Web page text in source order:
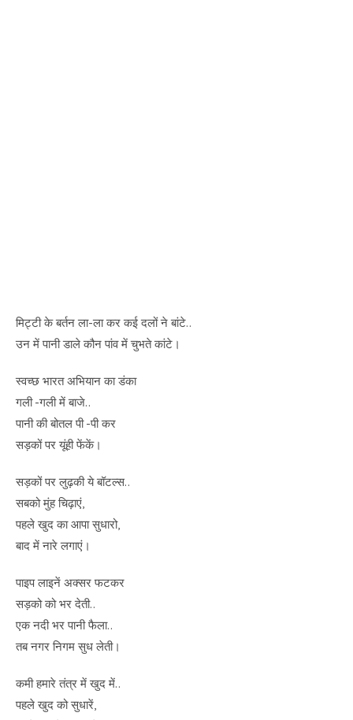
मिट्टी के बर्तन ला-ला कर कई दलों ने बांटे..
उन में पानी डाले कौन पांव में चुभते कांटे।
स्वच्छ भारत अभियान का डंका
गली -गली में बाजे..
पानी की बोतल पी -पी कर
सड़कों पर यूंही फेंकें।
सड़कों पर लुढ़की ये बॉटल्स..
सबको मुंह चिढ़ाएं,
पहले खुद का आपा सुधारो,
बाद में नारे लगाएं।
पाइप लाइनें अक्सर फटकर
सड़को को भर देती..
एक नदी भर पानी फैला..
तब नगर निगम सुध लेती।
कमी हमारे तंत्र में खुद में..
पहले खुद को सुधारें,